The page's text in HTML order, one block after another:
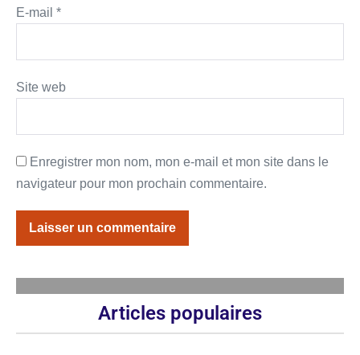
E-mail *
Site web
Enregistrer mon nom, mon e-mail et mon site dans le
navigateur pour mon prochain commentaire.
Articles populaires